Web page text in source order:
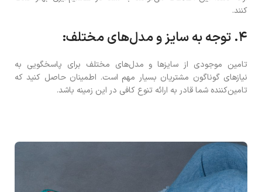
کنند.
۴. توجه به سایز و مدل‌های مختلف:
تامین موجودی از سایزها و مدل‌های مختلف برای پاسخگویی به
نیازهای گوناگون مشتریان بسیار مهم است. اطمینان حاصل کنید که
تامین‌کننده شما قادر به ارائه تنوع کافی در این زمینه باشد.